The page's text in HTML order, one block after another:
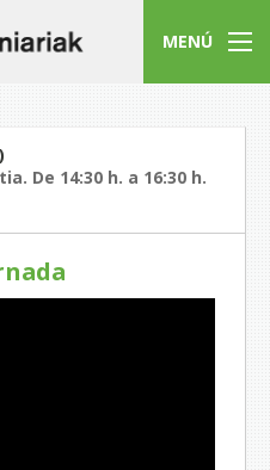
MENÚ
De 14:30 h. a 16:30 h.